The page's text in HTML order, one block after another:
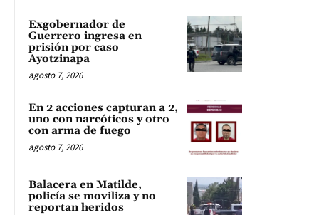
Exgobernador de
Guerrero ingresa en
prisión por caso
Ayotzinapa
agosto 7, 2026
En 2 acciones capturan a 2,
uno con narcóticos y otro
con arma de fuego
agosto 7, 2026
Balacera en Matilde,
policía se moviliza y no
reportan heridos